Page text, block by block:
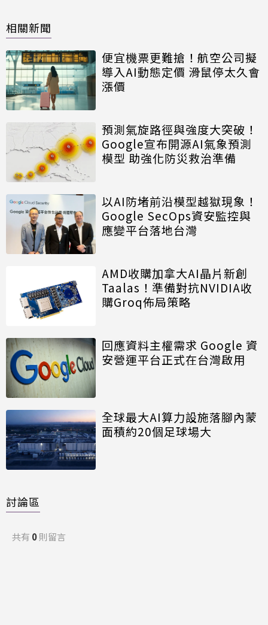
相關新聞
便宜機票更難搶！航空公司擬
導入AI動態定價 滑鼠停太久會
漲價
預測氣旋路徑與強度大突破！
Google宣布開源AI氣象預測
模型 助強化防災救治準備
以AI防堵前沿模型越獄現象！
Google SecOps資安監控與
應變平台落地台灣
AMD收購加拿大AI晶片新創
Taalas！準備對抗NVIDIA收
購Groq佈局策略
回應資料主權需求 Google 資
安營運平台正式在台灣啟用
全球最大AI算力設施落腳內蒙
面積約20個足球場大
討論區
共有 0則留言